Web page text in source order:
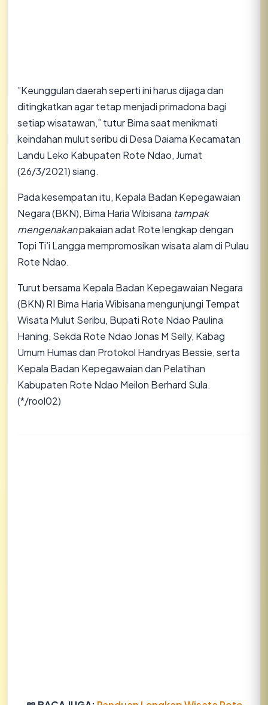
”Keunggulan daerah seperti ini harus dijaga dan
ditingkatkan agar tetap menjadi primadona bagi
setiap wisatawan,” tutur Bima saat menikmati
keindahan mulut seribu di Desa Daiama Kecamatan
Landu Leko Kabupaten Rote Ndao, Jumat
(26/3/2021) siang.
Pada kesempatan itu, Kepala Badan Kepegawaian
Negara (BKN), Bima Haria Wibisana tampak
mengenakanpakaian adat Rote lengkap dengan
Topi Ti’i Langga mempromosikan wisata alam di Pulau
Rote Ndao.
Turut bersama Kepala Badan Kepegawaian Negara
(BKN) RI Bima Haria Wibisana mengunjungi Tempat
Wisata Mulut Seribu, Bupati Rote Ndao Paulina
Haning, Sekda Rote Ndao Jonas M Selly, Kabag
Umum Humas dan Protokol Handryas Bessie, serta
Kepala Badan Kepegawaian dan Pelatihan
Kabupaten Rote Ndao Meilon Berhard Sula.
(*/rool02)